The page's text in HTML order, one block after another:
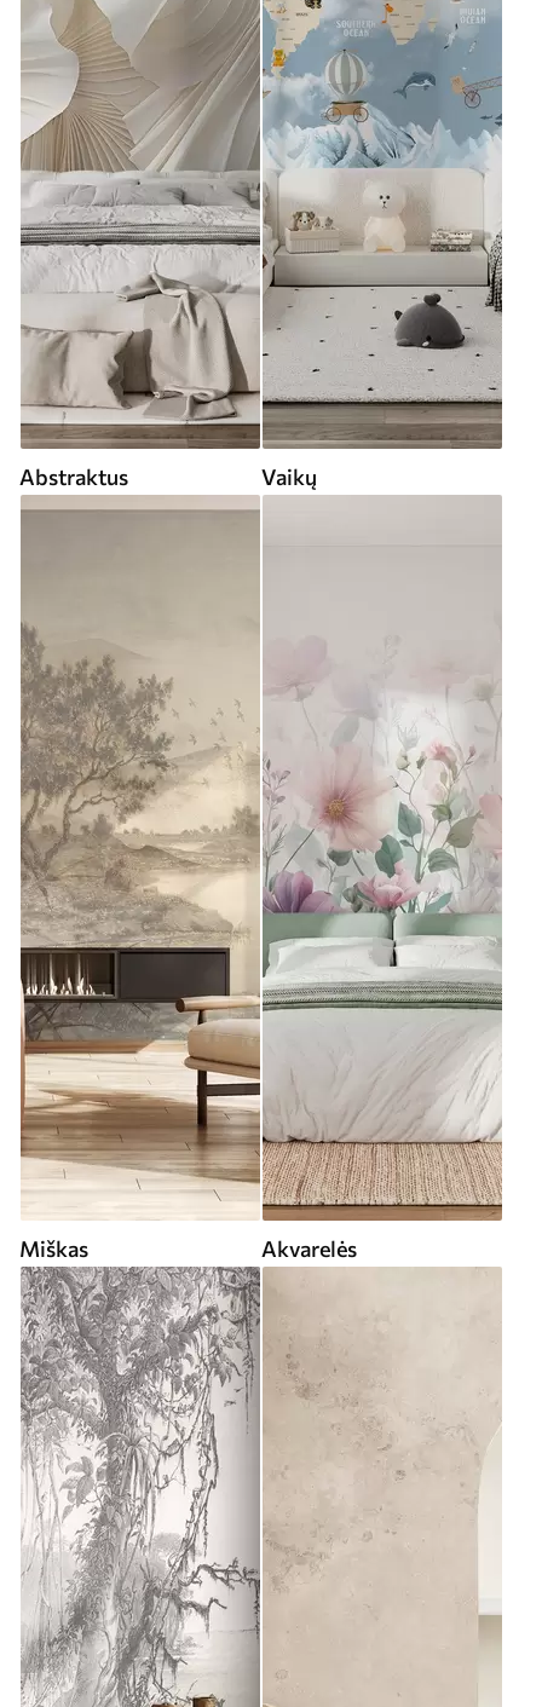
Abstraktus Vaikų
Miškas Akvarelės